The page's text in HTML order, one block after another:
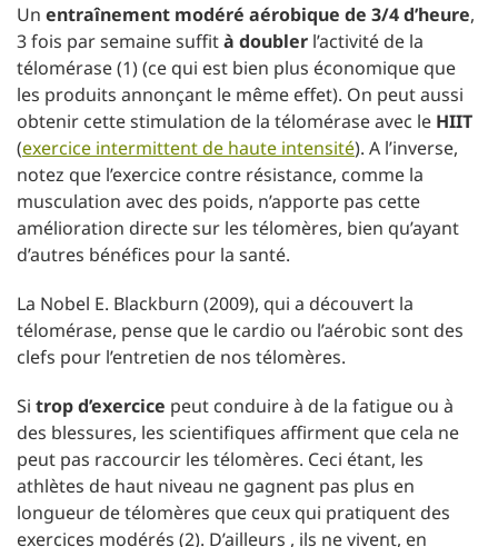
Un entraînement modéré aérobique de 3/4 d’heure,
3 fois par semaine suffità doubler l’activité de la
télomérase (1) (ce qui est bien plus économique que
les produits annonçant le même effet). On peut aussi
obtenir cette stimulation de la télomérase avec le HIIT
(exercice intermittent de haute intensité). A l’inverse,
notez que l’exercice contre résistance, comme la
musculation avec des poids, n’apporte pas cette
amélioration directe sur les télomères, bien qu’ayant
d’autres bénéfices pour la santé.
La Nobel E. Blackburn (2009), qui a découvert la
télomérase, pense que le cardio ou l’aérobic sont des
clefs pour l’entretien de nos télomères.
Si trop d’exercice peut conduire à de la fatigue ou à
des blessures, les scientifiques affirment que cela ne
peut pas raccourcir les télomères. Ceci étant, les
athlètes de haut niveau ne gagnent pas plus en
longueur de télomères que ceux qui pratiquent des
exercices modérés (2). D’ailleurs , ils ne vivent, en